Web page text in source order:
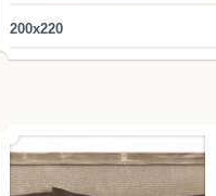
200x220